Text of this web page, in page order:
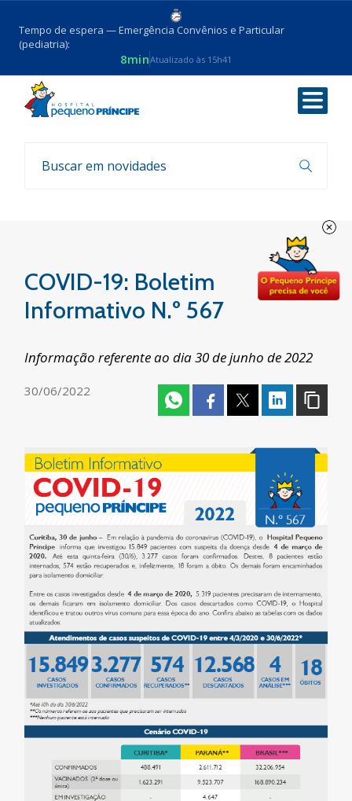
Tempo de espera — Emergência Convênios e Particular
(pediatria):
8minAtualizado às 15h41
Voltar
Boletim COVID-19
COVID-19: Boletim
Informativo N.º 567
Informação referente ao dia 30 de junho de 2022
30/06/2022